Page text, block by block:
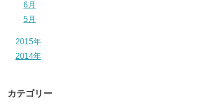
6月
5月
2015年
2014年
カテゴリー